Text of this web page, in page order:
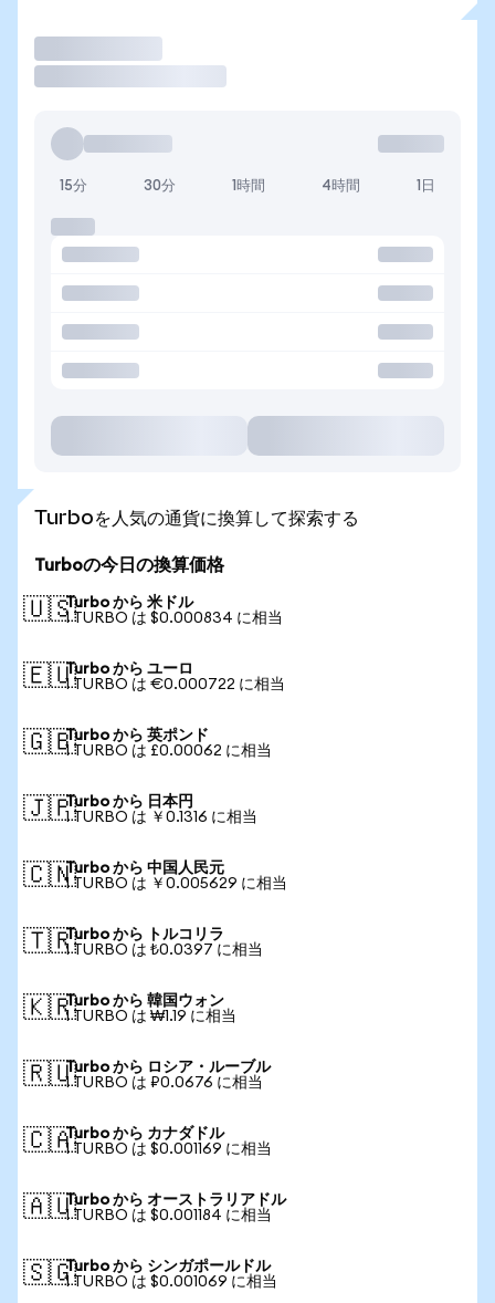
15分 30分 1時間 4時間 1日
Turboを人気の通貨に換算して探索する
Turboの今日の換算価格
🇺🇸Turbo から 米ドル
1 TURBO は $0.000834 に相当
🇪🇺Turbo から ユーロ
1 TURBO は €0.000722 に相当
🇬🇧Turbo から 英ポンド
1 TURBO は £0.00062 に相当
🇯🇵Turbo から 日本円
1 TURBO は ￥0.1316 に相当
🇨🇳Turbo から 中国人民元
1 TURBO は ￥0.005629 に相当
🇹🇷Turbo から トルコリラ
1 TURBO は ₺0.0397 に相当
🇰🇷Turbo から 韓国ウォン
1 TURBO は ₩1.19 に相当
🇷🇺Turbo から ロシア・ルーブル
1 TURBO は ₽0.0676 に相当
🇨🇦Turbo から カナダドル
1 TURBO は $0.001169 に相当
🇦🇺Turbo から オーストラリアドル
1 TURBO は $0.001184 に相当
🇸🇬Turbo から シンガポールドル
1 TURBO は $0.001069 に相当